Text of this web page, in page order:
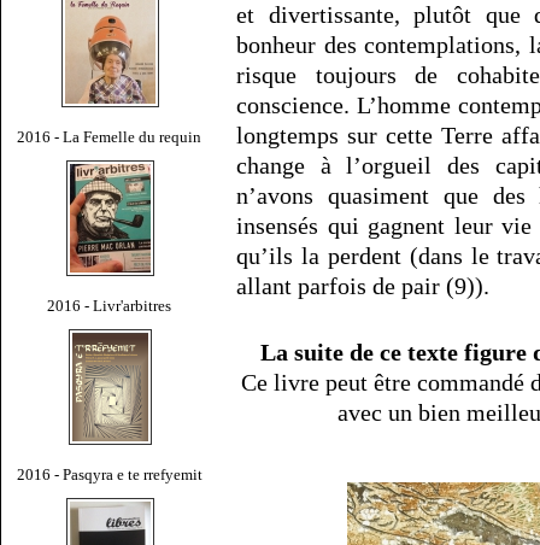
2016 - La Femelle du requin
2016 - Livr'arbitres
2016 - Pasqyra e te rrefyemit
et divertissante, plutôt que
bonheur des contemplations,
risque toujours de
conscience. L’homme
longtemps sur cette Terre
change à l’orgueil des
n’avons quasiment que des
insensés qui gagnent leur
qu’ils la perdent (dans le
allant parfois de pair (9)).
La suite de ce texte figure
Ce livre peut être commandé
avec un bien